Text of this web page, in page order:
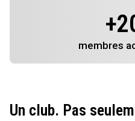
+
membres
Un club. Pas